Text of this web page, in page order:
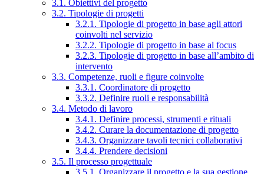
3.1. Obiettivi del progetto
3.2. Tipologie di progetti
3.2.1. Tipologie di progetto in base agli attori
coinvolti nel servizio
3.2.2. Tipologie di progetto in base al focus
3.2.3. Tipologie di progetto in base all’ambito di
intervento
3.3. Competenze, ruoli e figure coinvolte
3.3.1. Coordinatore di progetto
3.3.2. Definire ruoli e responsabilità
3.4. Metodo di lavoro
3.4.1. Definire processi, strumenti e rituali
3.4.2. Curare la documentazione di progetto
3.4.3. Organizzare tavoli tecnici collaborativi
3.4.4. Prendere decisioni
3.5. Il processo progettuale
3.5.1. Organizzare il progetto e la sua gestione